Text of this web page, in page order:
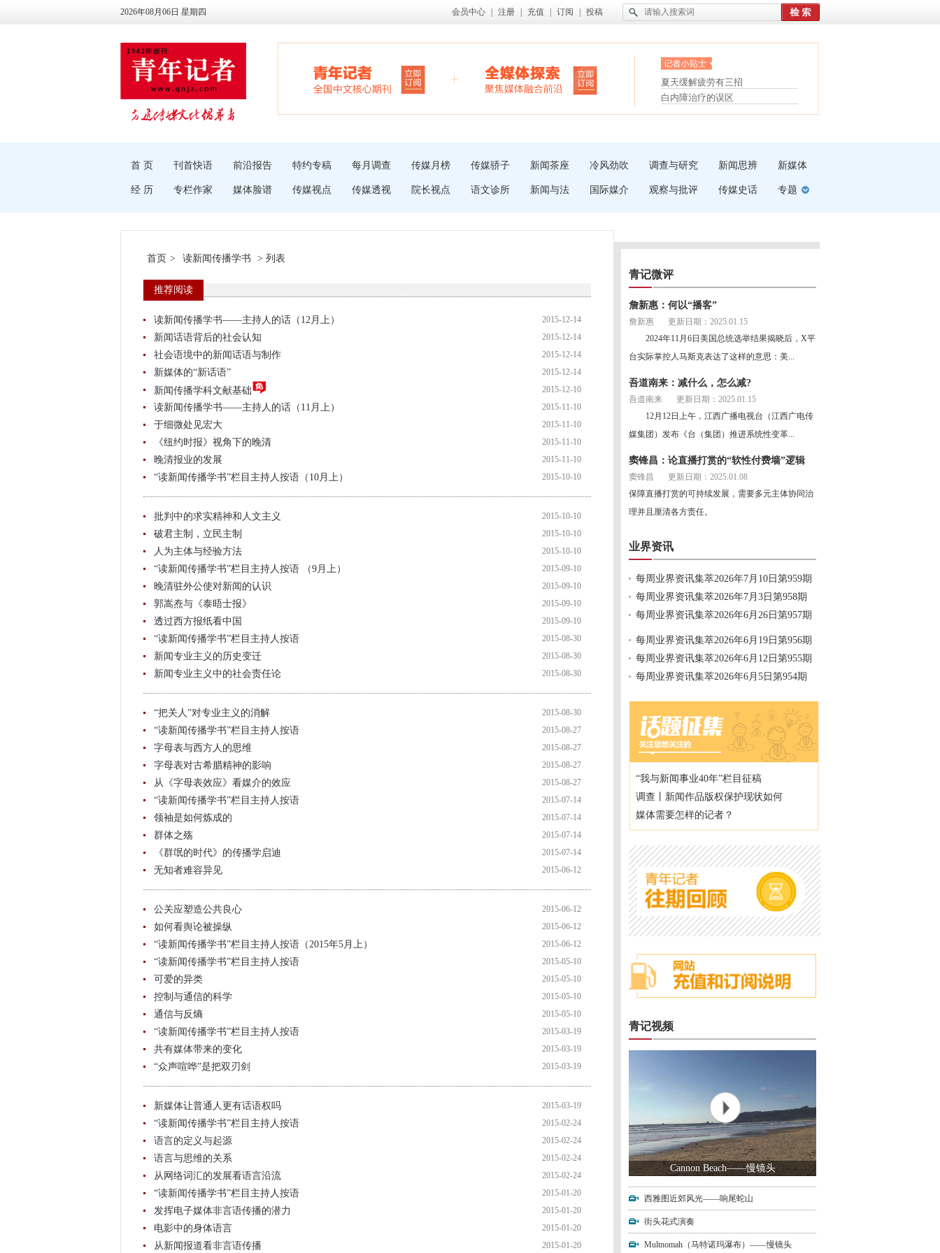
2026年08月06日 星期四 会员中心 注册 充值 订阅 投稿
“枝桠”“树桠”宜写成“枝...
夏天缓解疲劳有三招
护腰，摆脱六大坏习惯
受伤了冰敷还是热敷
白内障治疗的误区
首 页 刊首快语 前沿报告 特约专稿 每月调查 传媒月榜 传媒骄子 新闻茶座 冷风劲吹 调查与研究 新闻思辨 新媒体
经 历 专栏作家 媒体脸谱 传媒视点 传媒透视 院长视点 语文诊所 新闻与法 国际媒介 观察与批评 传媒史话 专题
首页 > 读新闻传播学书 > 列表
推荐阅读
读新闻传播学书——主持人的话（12月上） 2015-12-14
新闻话语背后的社会认知 2015-12-14
社会语境中的新闻话语与制作 2015-12-14
新媒体的“新话语” 2015-12-14
新闻传播学科文献基础 2015-12-10
读新闻传播学书——主持人的话（11月上） 2015-11-10
于细微处见宏大 2015-11-10
《纽约时报》视角下的晚清 2015-11-10
晚清报业的发展 2015-11-10
“读新闻传播学书”栏目主持人按语（10月上） 2015-10-10
批判中的求实精神和人文主义 2015-10-10
破君主制，立民主制 2015-10-10
人为主体与经验方法 2015-10-10
“读新闻传播学书”栏目主持人按语 （9月上） 2015-09-10
晚清驻外公使对新闻的认识 2015-09-10
郭嵩焘与《泰晤士报》 2015-09-10
透过西方报纸看中国 2015-09-10
“读新闻传播学书”栏目主持人按语 2015-08-30
新闻专业主义的历史变迁 2015-08-30
新闻专业主义中的社会责任论 2015-08-30
“把关人”对专业主义的消解 2015-08-30
“读新闻传播学书”栏目主持人按语 2015-08-27
字母表与西方人的思维 2015-08-27
字母表对古希腊精神的影响 2015-08-27
从《字母表效应》看媒介的效应 2015-08-27
“读新闻传播学书”栏目主持人按语 2015-07-14
领袖是如何炼成的 2015-07-14
群体之殇 2015-07-14
《群氓的时代》的传播学启迪 2015-07-14
无知者难容异见 2015-06-12
公关应塑造公共良心 2015-06-12
如何看舆论被操纵 2015-06-12
“读新闻传播学书”栏目主持人按语（2015年5月上） 2015-06-12
“读新闻传播学书”栏目主持人按语 2015-05-10
可爱的异类 2015-05-10
控制与通信的科学 2015-05-10
通信与反熵 2015-05-10
“读新闻传播学书”栏目主持人按语 2015-03-19
共有媒体带来的变化 2015-03-19
“众声喧哗”是把双刃剑 2015-03-19
新媒体让普通人更有话语权吗 2015-03-19
“读新闻传播学书”栏目主持人按语 2015-02-24
语言的定义与起源 2015-02-24
语言与思维的关系 2015-02-24
从网络词汇的发展看语言沿流 2015-02-24
“读新闻传播学书”栏目主持人按语 2015-01-20
发挥电子媒体非言语传播的潜力 2015-01-20
电影中的身体语言 2015-01-20
从新闻报道看非言语传播 2015-01-20
青记微评
詹新惠：何以“播客”
詹新惠
更新日期：2025.01.15
2024年11月6日美国总统选举结果揭晓后，X平
台实际掌控人马斯克表达了这样的意思：美...
吾道南来：减什么，怎么减?
吾道南来
更新日期：2025.01.15
12月12日上午，江西广播电视台（江西广电传
媒集团）发布《台（集团）推进系统性变革...
窦锋昌：论直播打赏的“软性付费墙”逻辑
窦锋昌
更新日期：2025.01.08
保障直播打赏的可持续发展，需要多元主体协同治
理并且厘清各方责任。
业界资讯
每周业界资讯集萃2026年7月10日第959期
每周业界资讯集萃2026年7月3日第958期
每周业界资讯集萃2026年6月26日第957期
每周业界资讯集萃2026年6月19日第956期
每周业界资讯集萃2026年6月12日第955期
每周业界资讯集萃2026年6月5日第954期
“我与新闻事业40年”栏目征稿
调查丨新闻作品版权保护现状如何
媒体需要怎样的记者？
青记视频
Cannon Beach——慢镜头
西雅图近郊风光——响尾蛇山
街头花式演奏
Multnomah（马特诺玛瀑布）——慢镜头